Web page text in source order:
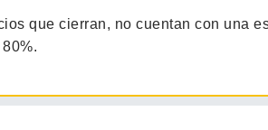
que cierran, no cuentan con una